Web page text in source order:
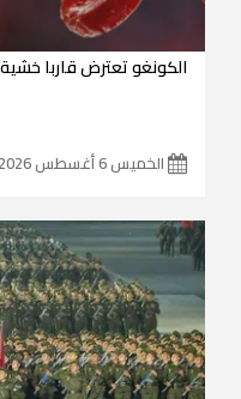
الكونغو تعترض قاربا
الخميس 6 أغسطس 2026 14:41:11